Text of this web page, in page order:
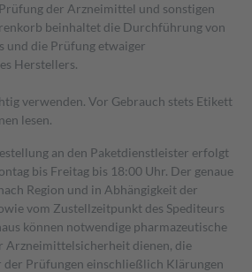
der Arzneimittel und sonstigen
beinhaltet die Durchführung von
und die Prüfung etwaiger
Herstellers.
verwenden. Vor Gebrauch stets Etikett
lesen.
an den Paketdienstleister erfolgt
bis Freitag bis 18:00 Uhr. Der genaue
Region und in Abhängigkeit der
vom Zustellzeitpunkt des Spediteurs
können notwendige pharmazeutische
Arzneimittelsicherheit dienen, die
Prüfungen einschließlich Klärungen